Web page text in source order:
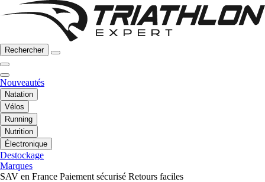
Rechercher
Nouveautés
Natation
Vélos
Running
Nutrition
Électronique
Destockage
Marques
SAV en France Paiement sécurisé Retours faciles